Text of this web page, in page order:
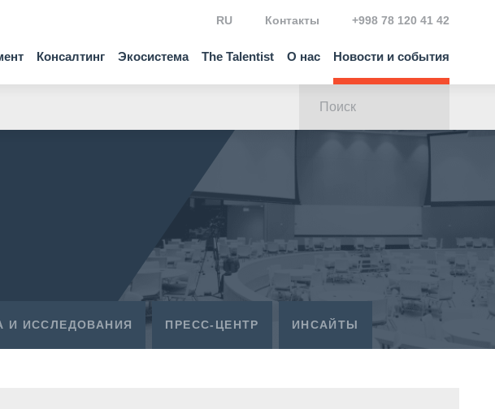
Консалтинг Экосистема The Talentist О нас Новости и события
RU Контакты +998 78 120 41 42
И ИССЛЕДОВАНИЯ ПРЕСС-ЦЕНТР ИНСАЙТЫ